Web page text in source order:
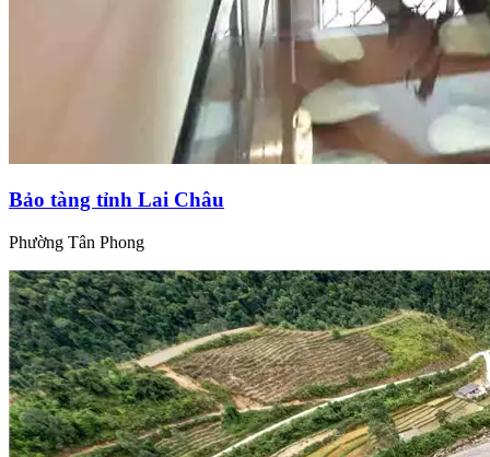
Bảo tàng tỉnh Lai Châu
Phường Tân Phong